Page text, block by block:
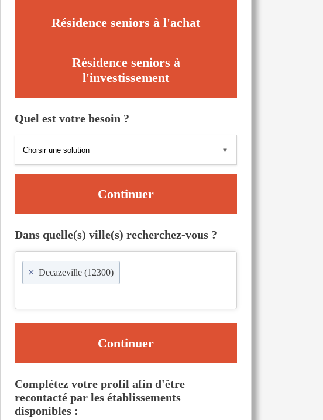
Résidence seniors à l'achat
Résidence seniors à
l'investissement
Quel est votre besoin ?
Continuer
Dans quelle(s) ville(s) recherchez-vous ?
× Decazeville (12300)
Continuer
Complétez votre profil afin d'être
recontacté par les établissements
disponibles :